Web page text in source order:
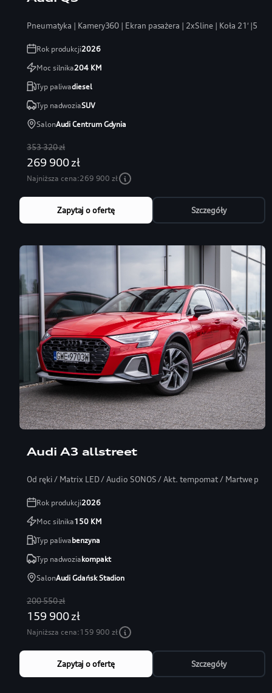
Pneumatyka | Kamery360 | Ekran pasażera | 2xSline | Koła 21′ |5 lat
Rok produkcji2026
Moc silnika204KM
Typ paliwadiesel
Typ nadwoziaSUV
SalonAudi Centrum Gdynia
353 320 zł
269 900 zł
Najniższa cena:269 900 zł
Zapytaj o ofertę Szczegóły
Audi A3 allstreet
Od ręki / Matrix LED / Audio SONOS / Akt. tempomat / Martwe pole
Rok produkcji2026
Moc silnika150KM
Typ paliwabenzyna
Typ nadwoziakompakt
SalonAudi Gdańsk Stadion
200 550 zł
159 900 zł
Najniższa cena:159 900 zł
Zapytaj o ofertę Szczegóły